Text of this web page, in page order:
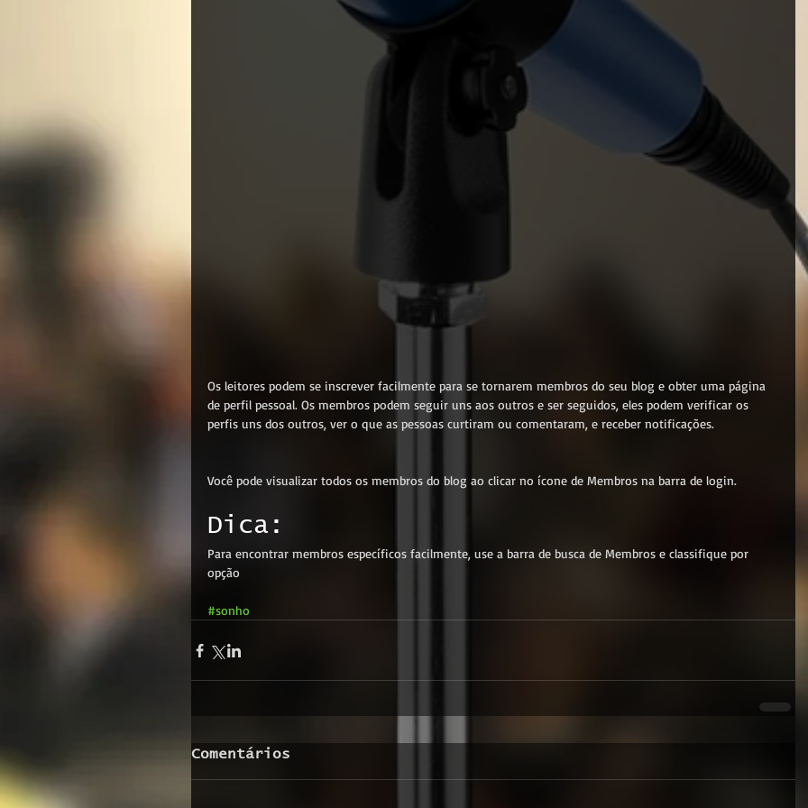
Os leitores podem se inscrever facilmente para se tornarem membros do seu blog e obter uma página
de perfil pessoal. Os membros podem seguir uns aos outros e ser seguidos, eles podem verificar os
perfis uns dos outros, ver o que as pessoas curtiram ou comentaram, e receber notificações.
Você pode visualizar todos os membros do blog ao clicar no ícone de Membros na barra de login.
Dica:
Para encontrar membros específicos facilmente, use a barra de busca de Membros e classifique por
opção
#sonho
Comentários